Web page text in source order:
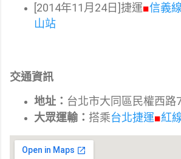
[2014年11月24日]捷運■信義線
山站
交通資訊
地址： 台北市大同區民權西路
大眾運輸： 搭乘台北捷運■紅